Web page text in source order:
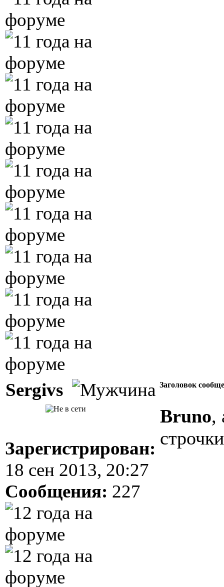
Sergivs Заголовок
Зарегистрирован:
18 сен 2013, 20:27
Сообщения: 227
Bruno,